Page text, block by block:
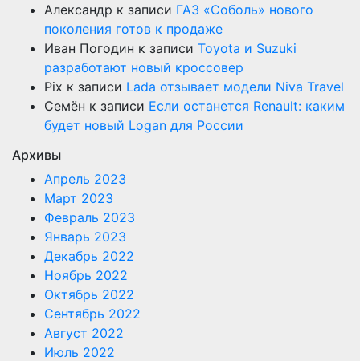
Александр к записи ГАЗ «Соболь» нового
поколения готов к продаже
Иван Погодин к записи Toyota и Suzuki
разработают новый кроссовер
Pix к записи Lada отзывает модели Niva Travel
Семён к записи Если останется Renault: каким
будет новый Logan для России
Архивы
Апрель 2023
Март 2023
Февраль 2023
Январь 2023
Декабрь 2022
Ноябрь 2022
Октябрь 2022
Сентябрь 2022
Август 2022
Июль 2022